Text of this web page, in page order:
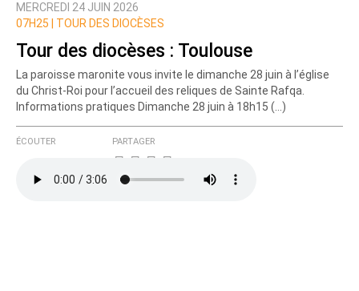
Prévenez-moi de tous les nouveaux commentaires
MERCREDI 24 JUIN 2026
07H25 |
TOUR DES DIOCÈSES
Tour des diocèses : Toulouse
La paroisse maronite vous invite le dimanche 28 juin à l’église
du Christ-Roi pour l’accueil des reliques de Sainte Rafqa.
Informations pratiques Dimanche 28 juin à 18h15 (…)
ÉCOUTER PARTAGER